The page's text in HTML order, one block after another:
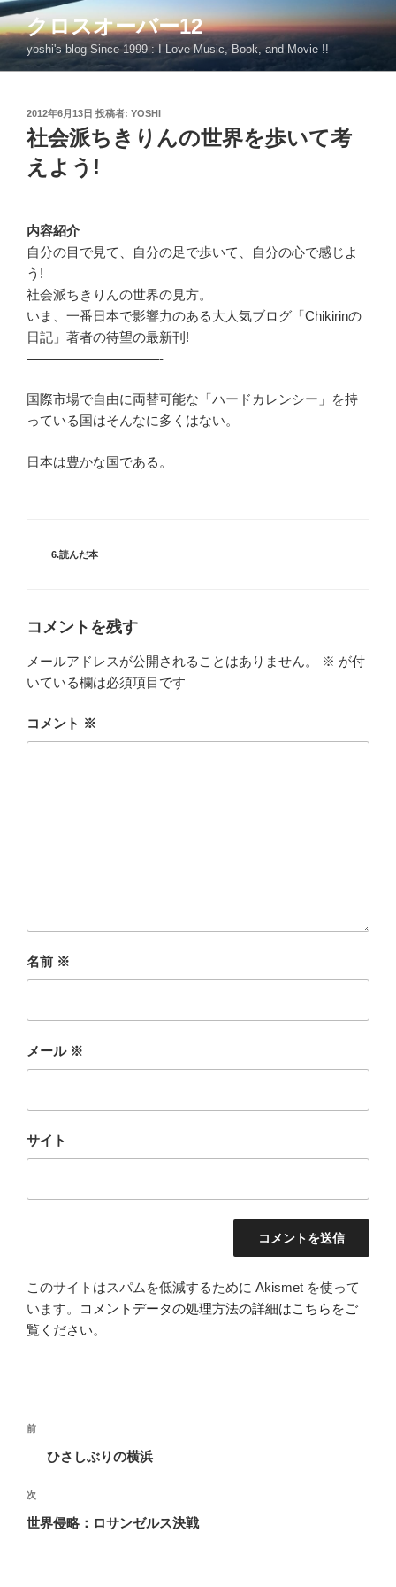
コ
ン
テ
ン
クロスオーバー12
yoshi's blog Since 1999 : I Love Music, Book, and Movie !!
投
稿
日:
2012年6月13日 投稿者: YOSHI
社会派ちきりんの世界を歩いて考
えよう!
内容紹介
自分の目で見て、自分の足で歩いて、自分の心で感じよ
う!
社会派ちきりんの世界の見方。
いま、一番日本で影響力のある大人気ブログ「Chikirinの
日記」著者の待望の最新刊!
——————————-
国際市場で自由に両替可能な「ハードカレンシー」を持
っている国はそんなに多くはない。
日本は豊かな国である。
カ
6.読んだ本
コメントを残す
メールアドレスが公開されることはありません。 ※ が付
いている欄は必須項目です
コメント ※
名前 ※
メール ※
サイト
このサイトはスパムを低減するために Akismet を使って
います。
コメントデータの処理方法の詳細はこちらをご
覧ください。
投
ビ
ゲ
前
稿
前
ひさしぶりの横浜
次
の
次
世界侵略：ロサンゼルス決戦